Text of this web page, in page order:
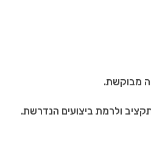
מבוקשת.
ולרמת ביצועים הנדרשת.